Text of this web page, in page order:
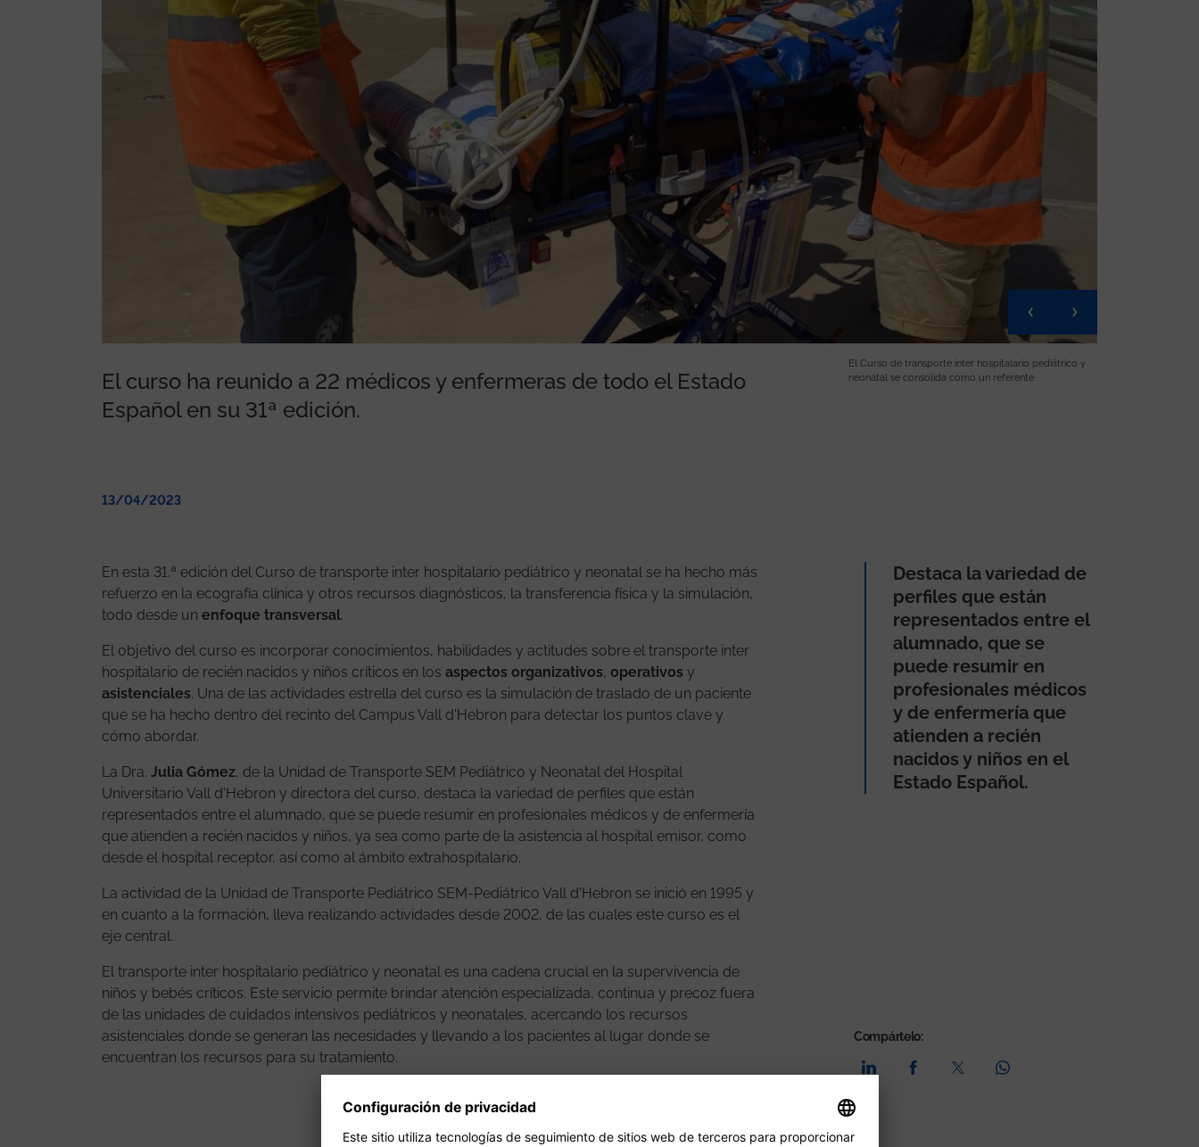
El Curso de transporte inter hospitalario pediátrico y
neonatal se consolida como un referente
El curso ha reunido a 22 médicos y enfermeras de todo el Estado
Español en su 31ª edición.
13/04/2023
En esta 31.ª edición del Curso de transporte inter hospitalario pediátrico y neonatal se ha hecho más
refuerzo en la ecografía clínica y otros recursos diagnósticos, la transferencia física y la simulación,
todo desde un enfoque transversal.
El objetivo del curso es incorporar conocimientos, habilidades y actitudes sobre el transporte inter
hospitalario de recién nacidos y niños críticos en los aspectos organizativos, operativos y
asistenciales. Una de las actividades estrella del curso es la simulación de traslado de un paciente
que se ha hecho dentro del recinto del Campus Vall d'Hebron para detectar los puntos clave y
cómo abordar.
La Dra. Julia Gómez, de la Unidad de Transporte SEM Pediátrico y Neonatal del Hospital
Universitario Vall d'Hebron y directora del curso, destaca la variedad de perfiles que están
representados entre el alumnado, que se puede resumir en profesionales médicos y de enfermería
que atienden a recién nacidos y niños, ya sea como parte de la asistencia al hospital emisor, como
desde el hospital receptor, así como al ámbito extrahospitalario.
La actividad de la Unidad de Transporte Pediátrico SEM-Pediátrico Vall d'Hebron se inició en 1995 y
en cuanto a la formación, lleva realizando actividades desde 2002, de las cuales este curso es el
eje central.
El transporte inter hospitalario pediátrico y neonatal es una cadena crucial en la supervivencia de
niños y bebés críticos. Este servicio permite brindar atención especializada, continua y precoz fuera
de las unidades de cuidados intensivos pediátricos y neonatales, acercando los recursos
asistenciales donde se generan las necesidades y llevando a los pacientes al lugar donde se
encuentran los recursos para su tratamiento.
Destaca la variedad de
perfiles que están
representados entre el
alumnado, que se
puede resumir en
profesionales médicos
y de enfermería que
atienden a recién
nacidos y niños en el
Estado Español.
Compártelo: